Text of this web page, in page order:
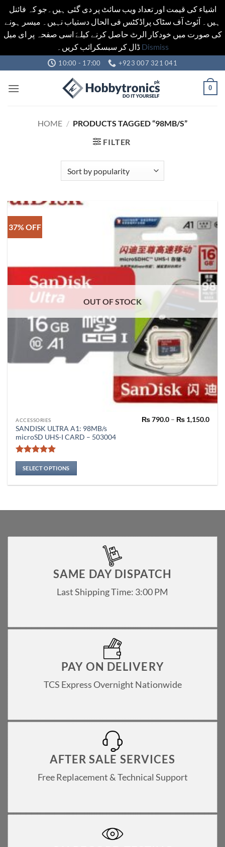
اشیاء کی قیمت اور تعداد ویب سائٹ پر دی گئی ہیں۔جو کہ فائنل
ہیں۔ آئوٹ آف سٹاک پراڈکٹس فی الحال دستیاب نہیں۔ میسر ہونے
کی صورت میں خودکار الرٹ حاصل کرنے کیلےَ اسی صفحہ پر ای میل
ڈال کر سبسکرائب کریں۔ Dismiss
to
content
10:00 - 17:00 +923 007 321 041
0
HOME / PRODUCTS TAGGED “98MB/S”
FILTER
37% OFF
OUT OF STOCK
ACCESSORIES
SANDISK ULTRA A1: 98MB/s
microSD UHS-I CARD – 503004
Rated5
out of 5
₨790.0 – ₨1,150.0Price
SELECT OPTIONS
This
product
has
multiple
variants.
The
options
the
SAME DAY DISPATCH
Last Shipping Time: 3:00 PM
PAY ON DELIVERY
TCS Express Overnight Nationwide
AFTER SALE SERVICES
Free Replacement & Technical Support